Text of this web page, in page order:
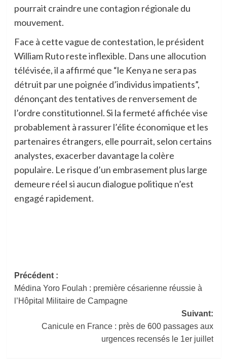
pourrait craindre une contagion régionale du
mouvement.
Face à cette vague de contestation, le président
William Ruto reste inflexible. Dans une allocution
télévisée, il a affirmé que “le Kenya ne sera pas
détruit par une poignée d’individus impatients”,
dénonçant des tentatives de renversement de
l’ordre constitutionnel. Si la fermeté affichée vise
probablement à rassurer l’élite économique et les
partenaires étrangers, elle pourrait, selon certains
analystes, exacerber davantage la colère
populaire. Le risque d’un embrasement plus large
demeure réel si aucun dialogue politique n’est
engagé rapidement.
Navigation
d’article
Précédent :
Médina Yoro Foulah : première césarienne réussie à
l’Hôpital Militaire de Campagne
Suivant:
Canicule en France : près de 600 passages aux
urgences recensés le 1er juillet